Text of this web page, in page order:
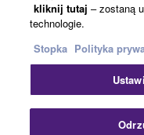
kliknij tutaj – zostaną
technologie.
Stopka Polityka